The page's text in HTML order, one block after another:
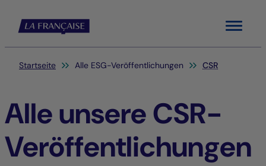
Menu
Sie befinden sich hier:
Startseite Alle ESG-Veröffentlichungen CSR
Alle unsere CSR-
Veröffentlichungen